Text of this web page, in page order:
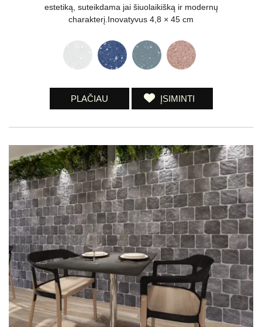
estetiką, suteikdama jai šiuolaikišką ir modernų
charakterį.Inovatyvus 4,8 × 45 cm
PLAČIAU ĮSIMINTI